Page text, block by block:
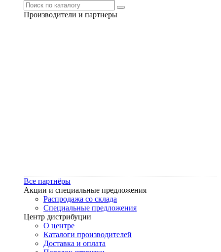
Производители и партнеры
Все партнёры
Акции и специальные предложения
Распродажа со склада
Специальные предложения
Центр дистрибуции
О центре
Каталоги производителей
Доставка и оплата